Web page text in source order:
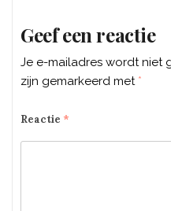
Geef een reactie
Je e-mailadres wordt niet
zijn gemarkeerd met *
Reactie *